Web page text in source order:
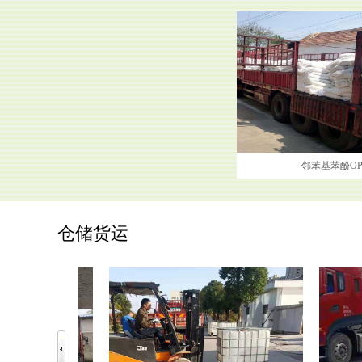
邻苯基苯酚
仓储货运